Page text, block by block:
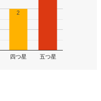
四つ星 五つ星
2